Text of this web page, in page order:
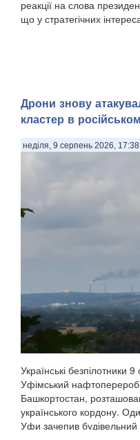
реакції на слова
що у стратегічних
Дрони знову
кластер в
неділя, 9 серпень 2026, 17:38
Українські безпілотники
Уфімський
Башкортостан,
українського кордону.
Уфи зачепив